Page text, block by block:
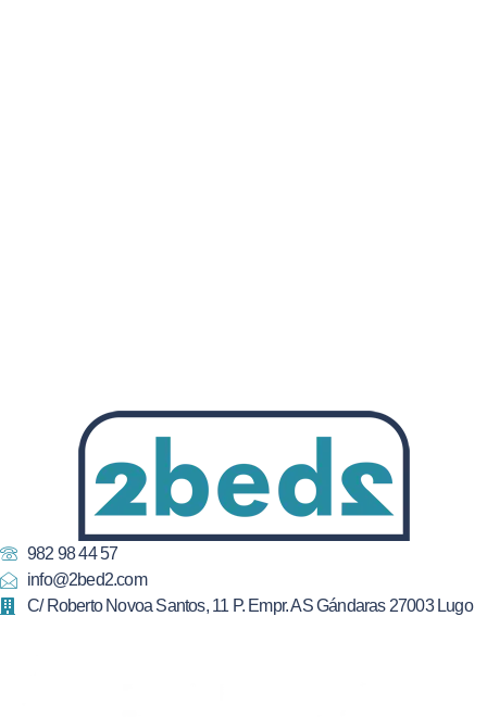
982 98 44 57
info@2bed2.com
C/ Roberto Novoa Santos, 11 P. Empr. AS Gándaras 27003 Lugo